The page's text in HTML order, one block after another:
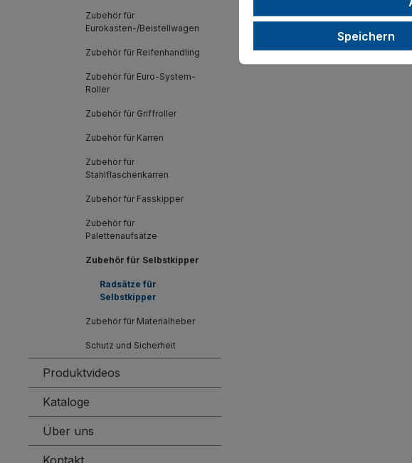
Zubehör für
Eurokasten-/Beistellwagen
Zubehör für Reifenhandling
Zubehör für Euro-System-
Roller
Zubehör für Griffroller
Zubehör für Karren
Zubehör für
Stahlflaschenkarren
Zubehör für Fasskipper
Zubehör für
Palettenaufsätze
Zubehör für Selbstkipper
Radsätze für
Selbstkipper
Zubehör für Materialheber
Schutz und Sicherheit
Produktvideos
Kataloge
Über uns
Wählen Sie aus
sicher und komfortabel
Speichern